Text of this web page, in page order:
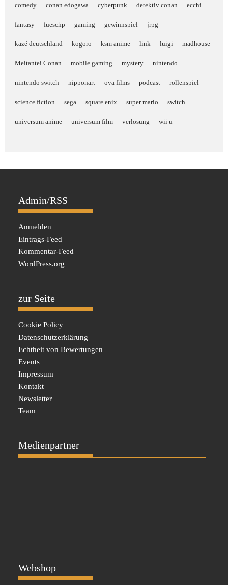
comedy conan edogawa cyberpunk detektiv conan ecchi
fantasy fueschp gaming gewinnspiel jrpg
kazé deutschland kogoro ksm anime link luigi madhouse
Meitantei Conan mobile gaming mystery nintendo
nintendo switch nipponart ova films podcast rollenspiel
science fiction sega square enix super mario switch
universum anime universum film verlosung wii u
Admin/RSS
Anmelden
Eintrags-Feed
Kommentar-Feed
WordPress.org
zur Seite
Cookie Policy
Datenschutzerklärung
Echtheit von Bewertungen
Events
Impressum
Kontakt
Newsletter
Team
Medienpartner
Webshop